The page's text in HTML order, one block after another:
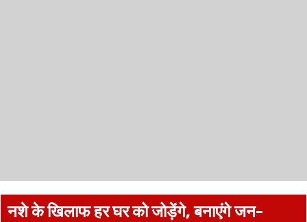
नशे के खिलाफ हर घर को जोड़ेंगे, बनाएंगे जन-